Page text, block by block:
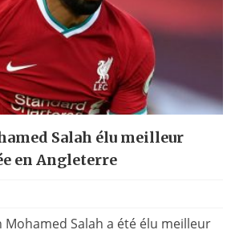
Salah élu meilleur
en Angleterre
Mohamed Salah a été élu meilleur